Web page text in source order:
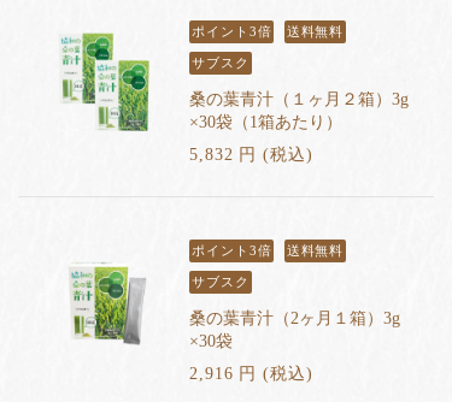
ポイント3倍 送料無料
サブスク
桑の葉青汁（１ヶ月２箱）3g
×30袋（1箱あたり）
5,832 円 (税込)
ポイント3倍 送料無料
サブスク
桑の葉青汁（2ヶ月１箱）3g
×30袋
2,916 円 (税込)